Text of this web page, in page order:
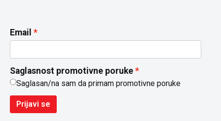
Email
Saglasnost promotivne poruke
Saglasan/na sam da primam promotivne poruke
Prijavi se